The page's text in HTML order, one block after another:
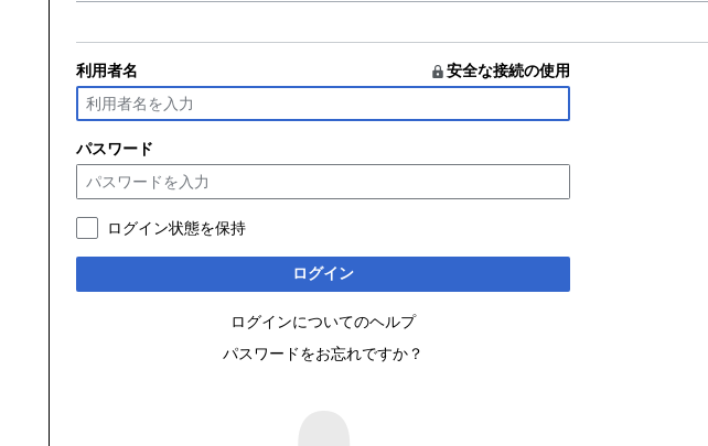
利用者名 安全な接続の使用
パスワード
ログイン状態を保持
ログイン
ログインについてのヘルプ
パスワードをお忘れですか？